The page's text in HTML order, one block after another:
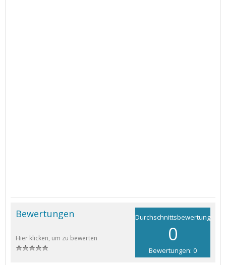
Durchschnittsbewertung
0
Bewertungen: 0
Bewertungen
Hier klicken, um zu bewerten